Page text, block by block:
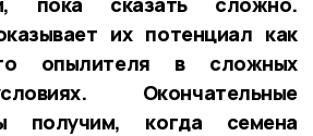
их потенциал как
опылителя в сложных
Окончательные
получим, когда семена